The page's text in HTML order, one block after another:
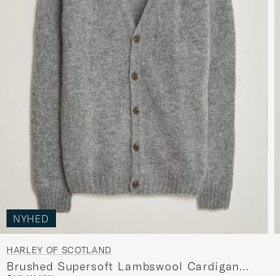
NYHED
HARLEY OF SCOTLAND
Brushed Supersoft Lambswool Cardigan